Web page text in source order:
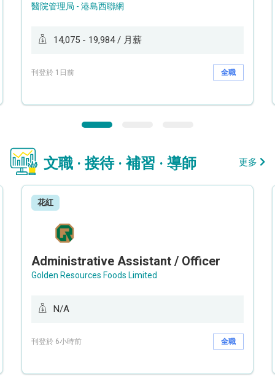
醫院管理局 - 港島西聯網
14,075 - 19,984 / 月薪
刊登於 1日前 全職
文職 · 接待 · 補習 · 導師 更多
花紅
Administrative Assistant / Officer
Golden Resources Foods Limited
N/A
刊登於 6小時前 全職